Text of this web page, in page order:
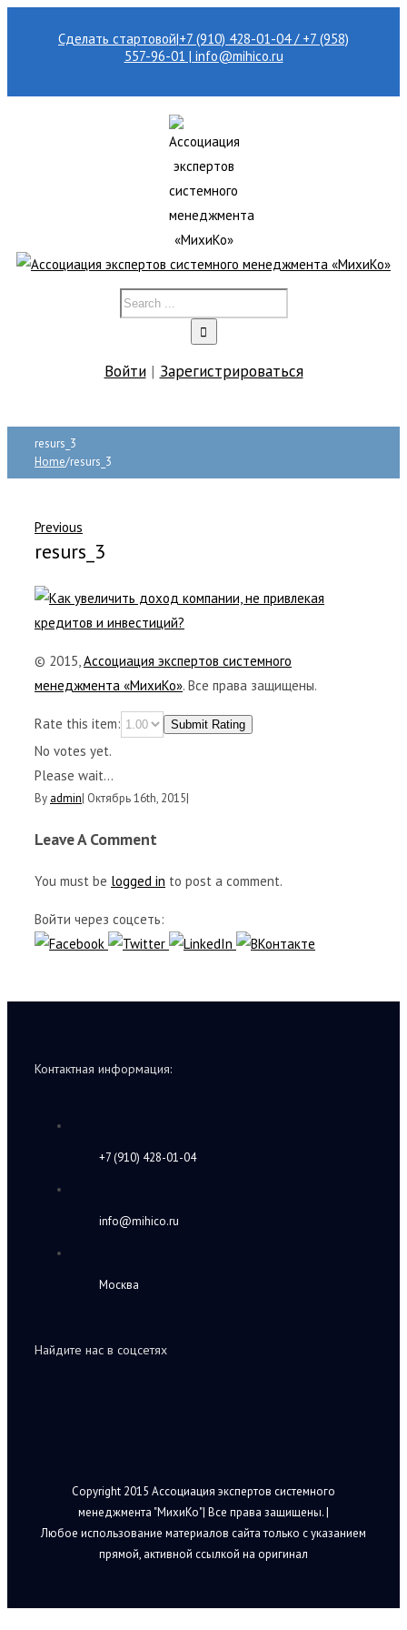
Сделать стартовой|+7 (910) 428-01-04 / +7 (958)
557-96-01 | info@mihico.ru
Войти| Зарегистрироваться
resurs_3
Home/resurs_3
Previous
resurs_3
© 2015,Ассоциация экспертов системного
менеджмента «МихиКо». Все права защищены.
Rate this item: Submit Rating
No votes yet.
Please wait...
By admin| Октябрь 16th, 2015|
Leave A Comment
You must be logged in to post a comment.
Войти через соцсеть:
Контактная информация:
+7 (910) 428-01-04
info@mihico.ru
Москва
Найдите нас в соцсетях
Copyright 2015 Ассоциация экспертов системного
менеджмента "МихиКо"| Все права защищены. |
Любое использование материалов сайта только с указанием
прямой, активной ссылкой на оригинал